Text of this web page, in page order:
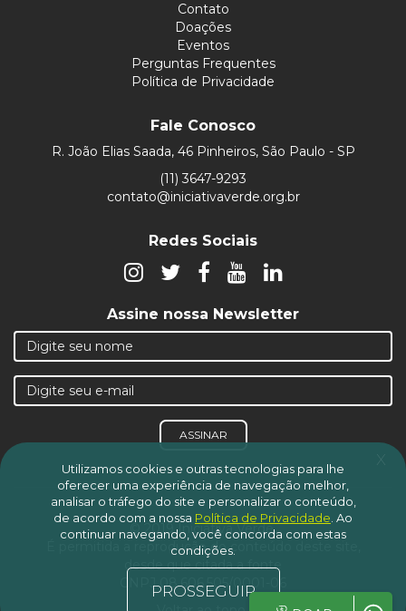
Contato
Doações
Eventos
Perguntas Frequentes
Política de Privacidade
Fale Conosco
R. João Elias Saada, 46 Pinheiros, São Paulo - SP
(11) 3647-9293
contato@iniciativaverde.org.br
Redes Sociais
Assine nossa Newsletter
ASSINAR
© 2019 Iniciativa Verde.
É permitida a reprodução do conteúdo deste site,
desde que citada a fonte
CNPJ 08.606.505/0001-06
x
Utilizamos cookies e outras tecnologias para lhe
oferecer uma experiência de navegação melhor,
analisar o tráfego do site e personalizar o conteúdo,
de acordo com a nossa Política de Privacidade Ao
continuar navegando, você concorda com estas
condições.
PROSSEGUIR